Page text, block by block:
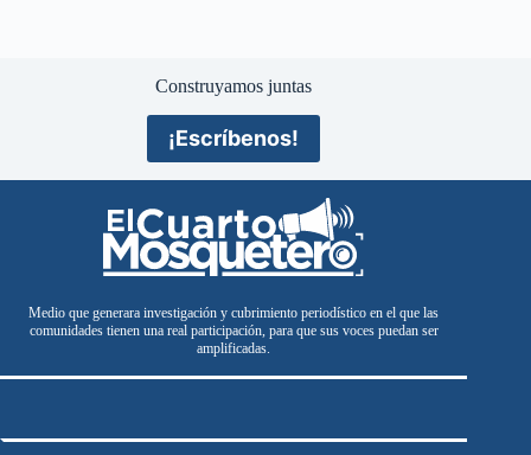
Construyamos juntas
¡Escríbenos!
Medio que generara investigación y cubrimiento periodístico en el que las
comunidades tienen una real participación, para que sus voces puedan ser
amplificadas.